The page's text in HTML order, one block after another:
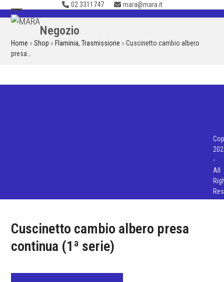
Skip
to
02.3311747 mara@mara.it
Open
mobile
menu
Close
mobile
menu
Negozio
Home »Shop » Flaminia,Trasmissione »Cuscinetto cambio albero
presa…
Cuscinetto cambio albero presa
continua (1ª serie)
-
All